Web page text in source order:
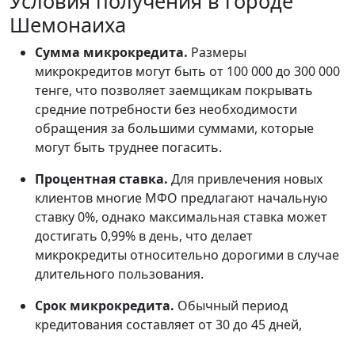
Шемонаиха
Сумма микрокредита. Размеры
микрокредитов могут быть от 100 000 до 300 000
тенге, что позволяет заемщикам покрывать
средние потребности без необходимости
обращения за большими суммами, которые
могут быть труднее погасить.
Процентная ставка. Для привлечения новых
клиентов многие МФО предлагают начальную
ставку 0%, однако максимальная ставка может
достигать 0,99% в день, что делает
микрокредиты относительно дорогими в случае
длительного пользования.
Срок микрокредита. Обычный период
кредитования составляет от 30 до 45 дней,